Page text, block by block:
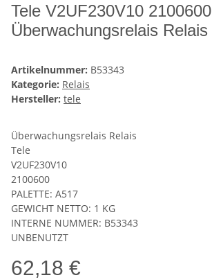
Tele V2UF230V10 2100600
Überwachungsrelais Relais
Artikelnummer: B53343
Kategorie: Relais
Hersteller: tele
Überwachungsrelais Relais
Tele
V2UF230V10
2100600
PALETTE: A517
GEWICHT NETTO: 1 KG
INTERNE NUMMER: B53343
UNBENUTZT
62,18 €